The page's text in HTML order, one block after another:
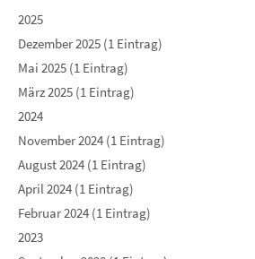
2025
Dezember 2025 (1 Eintrag)
Mai 2025 (1 Eintrag)
März 2025 (1 Eintrag)
2024
November 2024 (1 Eintrag)
August 2024 (1 Eintrag)
April 2024 (1 Eintrag)
Februar 2024 (1 Eintrag)
2023